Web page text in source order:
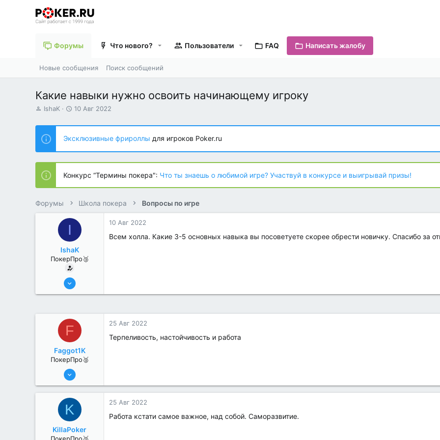
Форумы Что нового? Пользователи FAQ Написать жалобу
Новые сообщения Поиск сообщений
Какие навыки нужно освоить начинающему игроку
А
т
о
р
т
е
м
ы
IshaK
Д
т
н
а
ч
л
а
10 Авг 2022
Эксклюзивные фрироллы для игроков Poker.ru
Конкурс “Термины покера": Что ты знаешь о любимой игре? Участвуй в конкурсе и выигрывай призы!
Форумы Школа покера Вопросы по игре
I
IshaK
ПокерПро🥉
25 Июл 2022
10 Авг 2022
Всем холла. Какие 3-5 основных навыка вы посоветуете скорее обрести новичку. Спасибо за
F
Faggot1K
ПокерПро🥈
13 Июн 2022
1
25 Авг 2022
Терпеливость, настойчивость и работа
K
KillaPoker
25 Авг 2022
Работа кстати самое важное, над собой. Саморазвитие.